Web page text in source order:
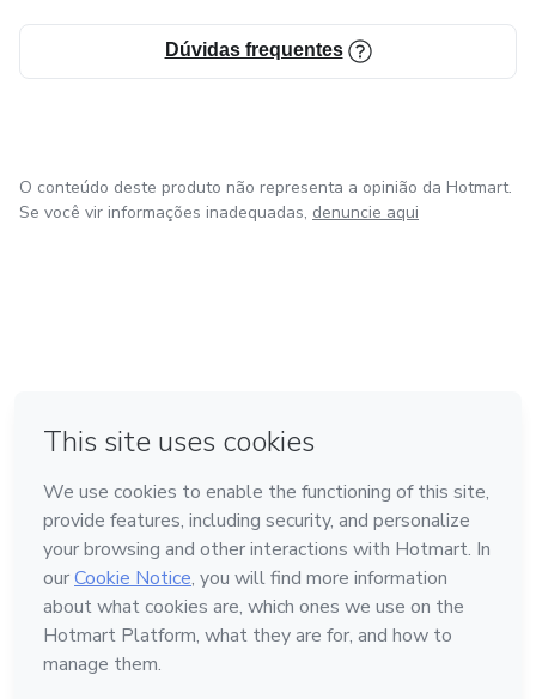
Dúvidas frequentes
O conteúdo deste produto não representa a opinião da Hotmart.
Se você vir informações inadequadas, denuncie aqui
Feito com ❤ na Cidade do México
Conheça a Hotmart
Idioma
Português